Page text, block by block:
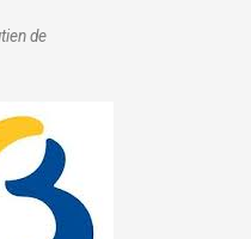
de